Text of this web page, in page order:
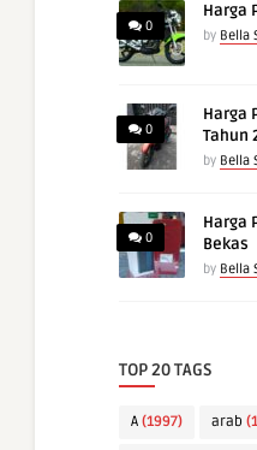
0
Harga
by Bella
0
Harga
Tahun
by Bella
0
Harga
Bekas
by Bella
TOP 20 TAGS
A (1997) arab